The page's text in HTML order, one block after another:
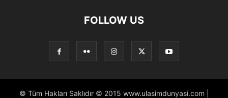
FOLLOW US
© Tüm Hakları Saklıdır © 2015 www.ulasimdunyasi.com |